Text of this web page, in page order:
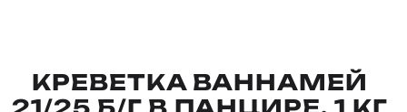
КРЕВЕТКА ВАННАМЕЙ